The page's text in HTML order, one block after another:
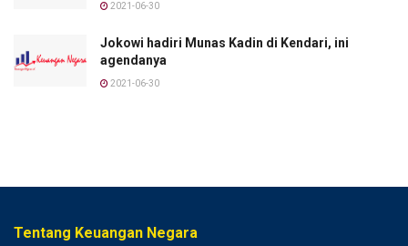
2021-06-30
Jokowi hadiri Munas Kadin di Kendari, ini
agendanya
2021-06-30
Tentang Keuangan Negara